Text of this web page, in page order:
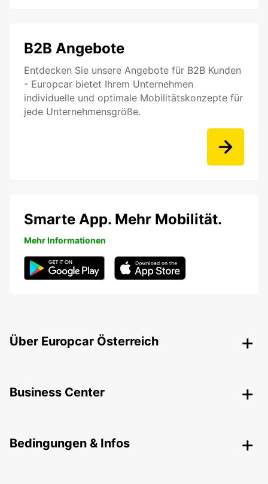
B2B Angebote
Entdecken Sie unsere Angebote für B2B Kunden
- Europcar bietet Ihrem Unternehmen
individuelle und optimale Mobilitätskonzepte für
jede Unternehmensgröße.
Smarte App. Mehr Mobilität.
Mehr Informationen
Über Europcar Österreich
Business Center
Bedingungen & Infos